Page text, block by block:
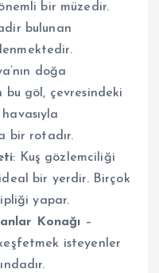
bir müzedir.
bulunan
doğa
göl, çevresindeki
bir rotadır.
: Kuş gözlemciliği
bir yerdir. Birçok
yapar.
Konağı –
isteyenler